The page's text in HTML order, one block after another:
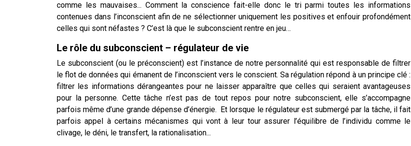
comme les mauvaises... Comment la conscience fait-elle donc le tri parmi toutes les informations
contenues dans l’inconscient afin de ne sélectionner uniquement les positives et enfouir profondément
celles qui sont néfastes ? C’est là que le subconscient rentre en jeu…
Le rôle du subconscient – régulateur de vie
Le subconscient (ou le préconscient) est l’instance de notre personnalité qui est responsable de filtrer
le flot de données qui émanent de l’inconscient vers le conscient. Sa régulation répond à un principe clé :
filtrer les informations dérangeantes pour ne laisser apparaître que celles qui seraient avantageuses
pour la personne. Cette tâche n’est pas de tout repos pour notre subconscient, elle s’accompagne
parfois même d’une grande dépense d’énergie. Et lorsque le régulateur est submergé par la tâche, il fait
parfois appel à certains mécanismes qui vont à leur tour assurer l’équilibre de l’individu comme le
clivage, le déni, le transfert, la rationalisation...